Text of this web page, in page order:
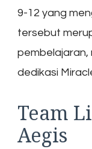
9-12 yang
tersebut
dedikasi
Team
Aegis